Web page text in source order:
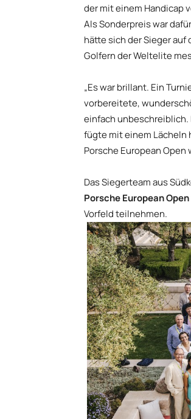
der mit einem Handicap
Als Sonderpreis war
hätte sich der Sieger auf
Golfern der Weltelite
„Es war brillant. Ein
vorbereitete,
einfach unbeschreiblich.
fügte mit einem Lächeln
Porsche European
Das Siegerteam aus
Porsche European
Vorfeld teilnehmen.